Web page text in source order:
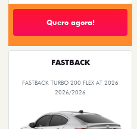
Quero agora!
FASTBACK
FASTBACK TURBO 200 FLEX AT 2026
2026/2026